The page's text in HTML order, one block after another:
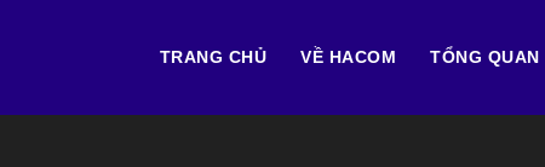
TRANG CHỦ VỀ HACOM TỔNG QUAN